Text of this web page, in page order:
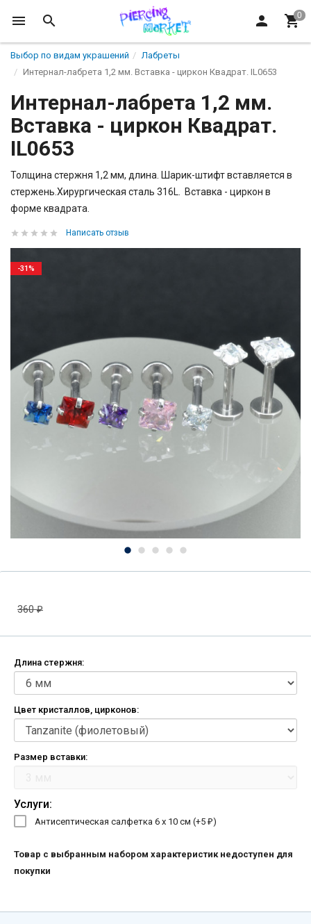
Выбор по видам украшений
Лабреты
Интернал-лабрета 1,2 мм. Вставка - циркон Квадрат. IL0653
Интернал-лабрета 1,2 мм.
Вставка - циркон Квадрат.
IL0653
Толщина стержня 1,2 мм, длина. Шарик-штифт вставляется в
стержень.Хирургическая сталь 316L. Вставка - циркон в
форме квадрата.
Написать отзыв
-31%
360₽
Длина стержня:
Цвет кристаллов, цирконов:
Размер вставки:
Услуги:
Антисептическая салфетка 6 х 10 см (+5 ₽)
Товар с выбранным набором характеристик недоступен для
покупки